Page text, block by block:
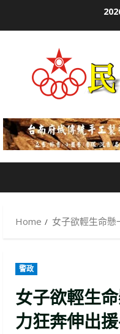
Home 女子欲輕生命
警政
女子欲輕生
力狂奔伸出